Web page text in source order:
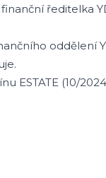
ředitelka
oddělení
ESTATE (10/